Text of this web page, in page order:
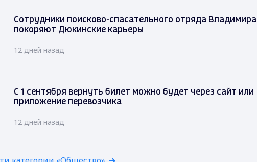
Сотрудники поисково-спасательного отряда Владимира
покоряют Дюкинские карьеры
12 дней назад
С 1 сентября вернуть билет можно будет через сайт или
приложение перевозчика
12 дней назад